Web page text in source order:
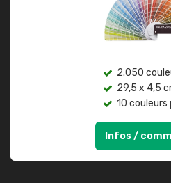
2.050
29,5 x 4,5
10 couleurs
Infos /